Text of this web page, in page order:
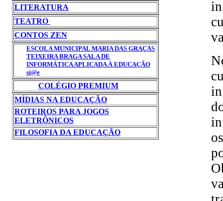
LITERATURA
TEATRO
CONTOS ZEN
ESCOLA MUNICIPAL MARIA DAS GRAÇAS
TEIXEIRA BRAGA SALA DE
INFORMÁTICA APLICADA À EDUCAÇÃO
si@e
COLÉGIO PREMIUM
MÍDIAS NA EDUCAÇÃO
ROTEIROS PARA JOGOS
ELETRÔNICOS
FILOSOFIA DA EDUCAÇÃO